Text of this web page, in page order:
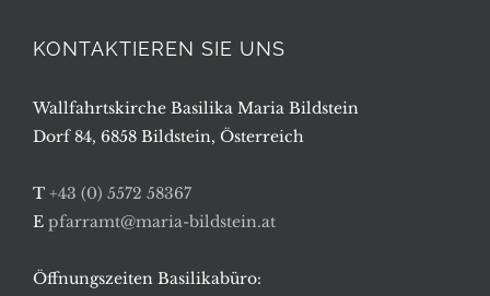
KONTAKTIEREN SIE UNS
Wallfahrtskirche Basilika Maria Bildstein
Dorf 84, 6858 Bildstein, Österreich
T +43 (0) 5572 58367
E pfarramt@maria-bildstein.at
Öffnungszeiten Basilikabüro: